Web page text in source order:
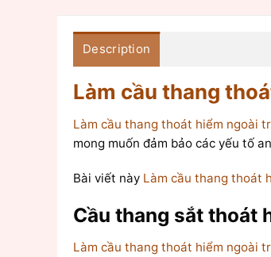
Description
Làm cầu thang
Làm cầu thang thoát hiểm ngoài
mong muốn đảm bảo các yếu tố
Bài viết này Làm cầu thang thoát
Cầu thang sắt thoát
Làm cầu thang thoát hiểm ngoài